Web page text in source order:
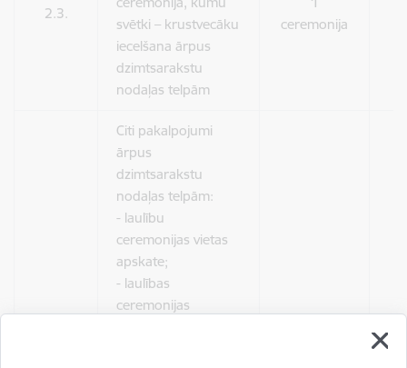
2.3.
svētki – krustvecāku
iecelšana ārpus
dzimtsarakstu
nodaļas telpām
ceremonija
Citi pakalpojumi
ārpus
dzimtsarakstu
nodaļas telpām:
- laulību
ceremonijas vietas
apskate;
- laulības
ceremonijas